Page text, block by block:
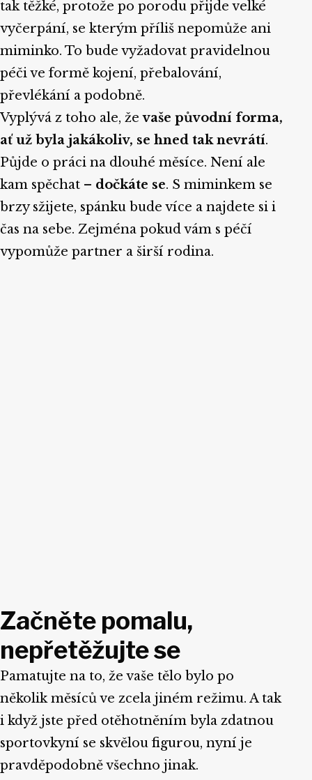
tak těžké, protože po porodu přijde velké
vyčerpání, se kterým příliš nepomůže ani
miminko. To bude vyžadovat pravidelnou
péči ve formě kojení, přebalování,
převlékání a podobně.
Vyplývá z toho ale, ževaše původní forma,
ať už byla jakákoliv, se hned tak nevrátí.
Půjde o práci na dlouhé měsíce. Není ale
kam spěchat – dočkáte se. S miminkem se
brzy sžijete, spánku bude více a najdete si i
čas na sebe. Zejména pokud vám s péčí
vypomůže partner a širší rodina.
Začněte pomalu,
nepřetěžujte se
Pamatujte na to, že vaše tělo bylo po
několik měsíců ve zcela jiném režimu. A tak
i když jste před otěhotněním byla zdatnou
sportovkyní se skvělou figurou, nyní je
pravděpodobně všechno jinak.